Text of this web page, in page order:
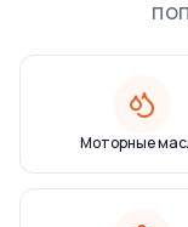
Моторные